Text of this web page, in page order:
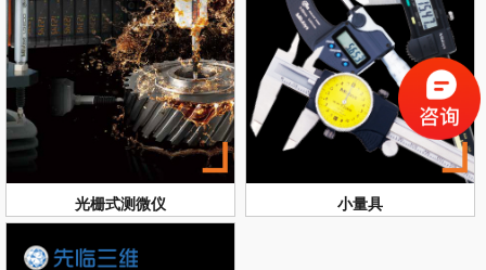
光栅式测微仪 小量具